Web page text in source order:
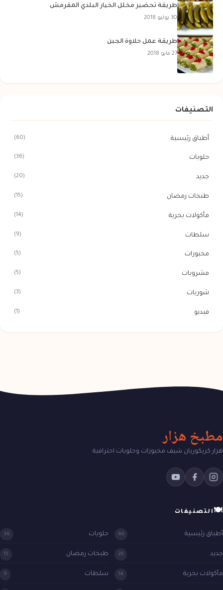
طريقة تحضير مخلل الخيار البلدي المقرمش
30 يوليو 2018
طريقة عمل حلاوة الجبن
27 مايو 2018
التصنيفات
أطباق رئيسية (60)
حلويات (36)
جديد (20)
طبخات رمضان (15)
مأكولات بحرية (14)
سلطات (9)
مخبوزات (5)
مشروبات (5)
شوربات (3)
فيديو (1)
مطبخ هزار
هزار كريكوريان شيف مخبوزات وحلويات احترافية
🍽 التصنيفات
أطباق رئيسية 60 حلويات 36
جديد 20 طبخات رمضان 15
مأكولات بحرية 14 سلطات 9